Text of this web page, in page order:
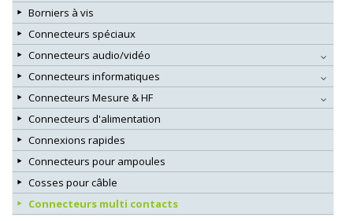
Borniers à vis
Connecteurs spéciaux
Connecteurs audio/vidéo
Connecteurs informatiques
Connecteurs Mesure & HF
Connecteurs d'alimentation
Connexions rapides
Connecteurs pour ampoules
Cosses pour câble
Connecteurs multi contacts